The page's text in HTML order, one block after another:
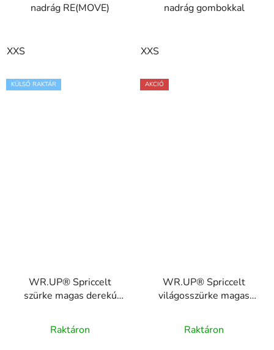
nadrág RE(MOVE)
XXS
nadrág gombokkal
XXS
KÜLSŐ RAKTÁR
WR.UP® Spriccelt
szürke magas derekú
gombokkal
WRUP2BHC001NS,
Raktáron
AKCIÓ
WR.UP® Spriccelt
világosszürke magas
RE(MOVE)
WRUP1HC001ORG,
Raktáron